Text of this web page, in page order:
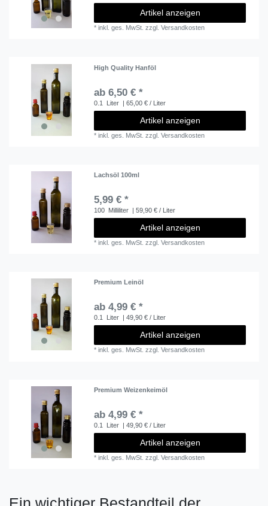
Artikel anzeigen
*inkl. ges. MwSt. zzgl.Versandkosten
High Quality Hanföl
ab 6,50 € *
0.1 Liter | 65,00 € / Liter
Artikel anzeigen
*inkl. ges. MwSt. zzgl.Versandkosten
Lachsöl 100ml
5,99 € *
100 Milliliter | 59,90 € / Liter
Artikel anzeigen
*inkl. ges. MwSt. zzgl.Versandkosten
Premium Leinöl
ab 4,99 € *
0.1 Liter | 49,90 € / Liter
Artikel anzeigen
*inkl. ges. MwSt. zzgl.Versandkosten
Premium Weizenkeimöl
ab 4,99 € *
0.1 Liter | 49,90 € / Liter
Artikel anzeigen
*inkl. ges. MwSt. zzgl.Versandkosten